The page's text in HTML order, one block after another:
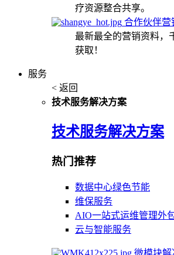
疗资源整合共享。
合作伙伴营
最新最全的营销资料，
获取！
服务
< 返回
技术服务解决方案
技术服务解决方案
热门推荐
数据中心绿色节能
维保服务
AIO一站式运维管理外
云与智能服务
微模块解